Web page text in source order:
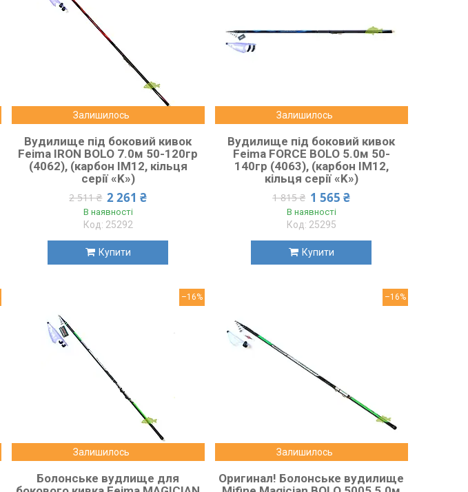
Залишилось
Вудилище під боковий кивок
Feima IRON BOLO 7.0м 50-120гр
(4062), (карбон IM12, кільця
серії «K»)
2 511 ₴ 2 261 ₴
В наявності
25292
Купити
Залишилось
Вудилище під боковий кивок
Feima FORCE BOLO 5.0м 50-
140гр (4063), (карбон IM12,
кільця серії «K»)
1 815 ₴ 1 565 ₴
В наявності
25295
Купити
–16%
Залишилось
Болонське вудлище для
–16%
Залишилось
Оригинал! Болонське вудилище